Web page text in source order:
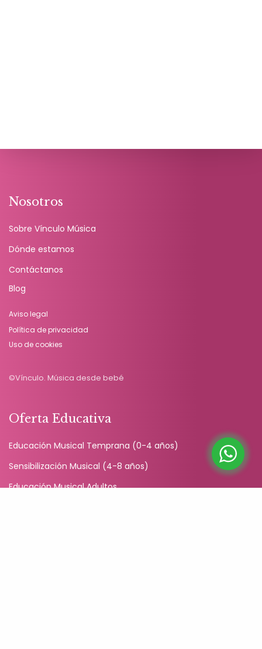
Nosotros
Sobre Vínculo Música
Dónde estamos
Contáctanos
Blog
Aviso legal
Política de privacidad
Uso de cookies
©Vínculo. Música desde bebé
Oferta Educativa
Educación Musical Temprana (0-4 años)
Sensibilización Musical (4-8 años)
Educación Musical Adultos